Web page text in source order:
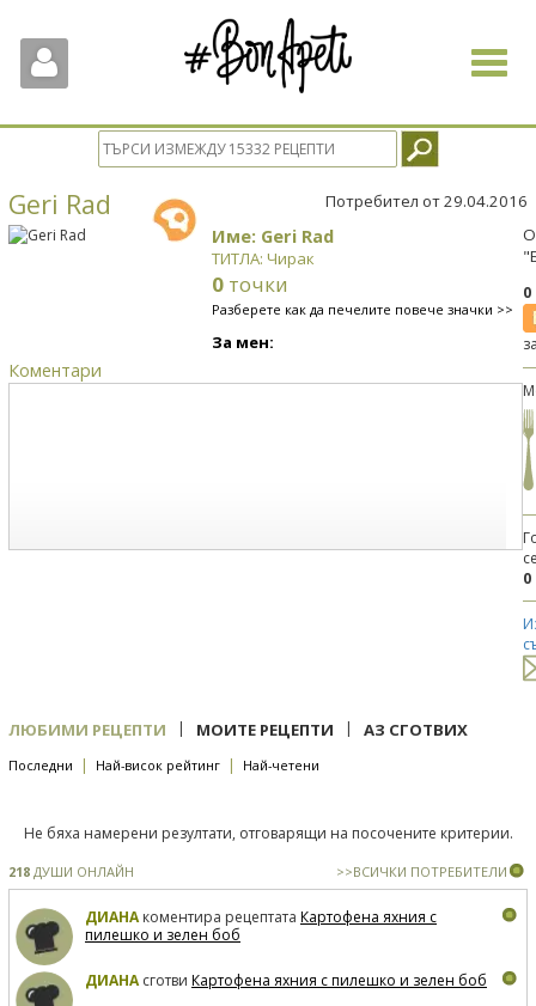
Toggle
Geri Rad Потребител от 29.04.2016
Име: Geri Rad
ТИТЛА: Чирак
0 точки
Разберете как да печелите повече значки >>
За мен:
Коментари
0
ЛЮБИМИ РЕЦЕПТИ | МОИТЕ РЕЦЕПТИ | АЗ СГОТВИХ
Последни | Най-висок рейтинг | Най-четени
Не бяха намерени резултати, отговарящи на посочените критерии.
218 ДУШИ ОНЛАЙН >>ВСИЧКИ ПОТРЕБИТЕЛИ
ДИАНАкоментира рецептата Картофена яхния с
пилешко и зелен боб
ДИАНАсготви Картофена яхния с пилешко и зелен боб